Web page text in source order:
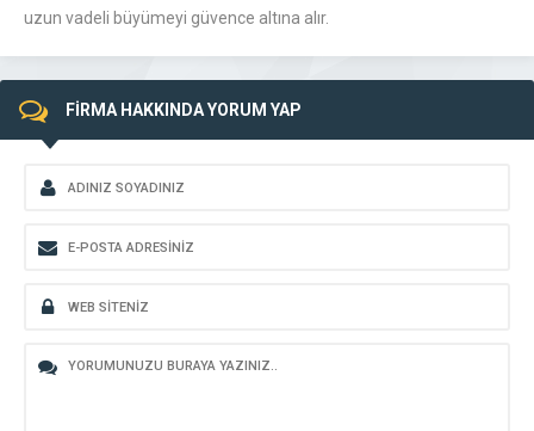
uzun vadeli büyümeyi güvence altına alır.
FİRMA HAKKINDA YORUM YAP